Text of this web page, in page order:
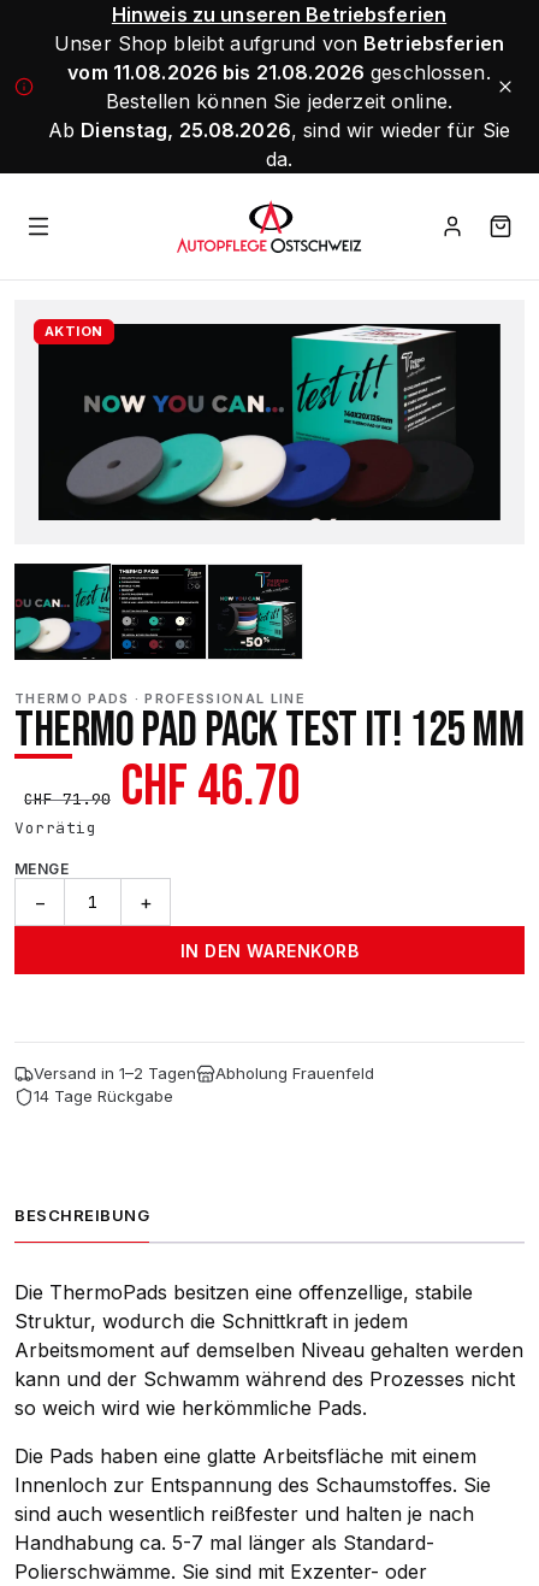
Hinweis zu unseren Betriebsferien
Unser Shop bleibt aufgrund von Betriebsferien
vom 11.08.2026 bis 21.08.2026 geschlossen.
Bestellen können Sie jederzeit online.
Ab Dienstag, 25.08.2026, sind wir wieder für Sie
da.
AKTION
THERMO PADS · PROFESSIONAL LINE
THERMO PAD PACK TEST IT! 125 MM
CHF71.90 Ursprünglicher
war:
CHF 71.90
CHF46.70
CHF 46.70.
Vorrätig
MENGE
−
Mm
Menge
+
IN DEN WARENKORB
Versand in 1–2 Tagen
Abholung Frauenfeld
14 Tage Rückgabe
BESCHREIBUNG
Die ThermoPads besitzen eine offenzellige, stabile
Struktur, wodurch die Schnittkraft in jedem
Arbeitsmoment auf demselben Niveau gehalten werden
kann und der Schwamm während des Prozesses nicht
so weich wird wie herkömmliche Pads.
Die Pads haben eine glatte Arbeitsfläche mit einem
Innenloch zur Entspannung des Schaumstoffes. Sie
sind auch wesentlich reißfester und halten je nach
Handhabung ca. 5-7 mal länger als Standard-
Polierschwämme. Sie sind mit Exzenter- oder